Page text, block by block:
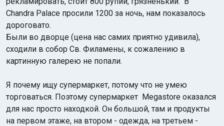
Chandra Palace просили 1200 за ночь, нам показалось
дороговато.
Были во дворце (цена нас самих приятно удивила),
сходили в собор Св. Филамены, к сожалению в
картинную галерею не попали.
Я почему ищу супермаркет, потому что не умею
торговаться. Поэтому супермаркет Megastore оказался
для нас просто находкой. Он большой, там и продукты
на первом этаже, на втором - одежда, на третьем -